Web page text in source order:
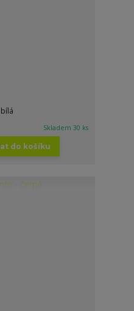
Skladem 30 ks
do košíku